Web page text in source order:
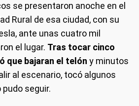
se presentaron anoche en el
Rural de esa ciudad, con su
ante unas cuatro mil
el lugar. Tras tocar cinco
que bajaran el telón y minutos
al escenario, tocó algunos
seguir.